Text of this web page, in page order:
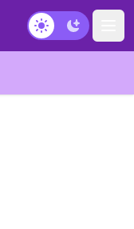
Тъмен режим